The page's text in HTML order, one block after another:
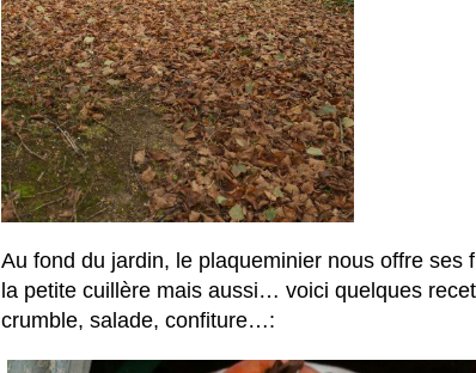
Au fond du jardin, le plaqueminier nous offre ses
la petite cuillère mais aussi… voici quelques
crumble, salade, confiture…: